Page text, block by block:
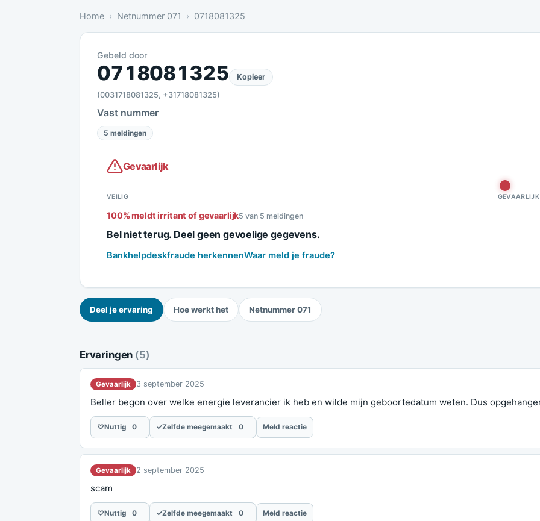
Home Netnummer 071 0718081325
Gevaarlijk: 5 meldingen bevestigen dit
Gebeld door
0718081325
(0031718081325, +31718081325)
Kopieer
Vast nummer
5 meldingen
Gevaarlijk
VEILIG GEVAARLIJK
100% meldt irritant of gevaarlijk5 van 5 meldingen
Bel niet terug. Deel geen gevoelige gegevens.
Bankhelpdeskfraude herkennenWaar meld je fraude?
Deel je ervaring Hoe werkt het Netnummer 071
Ervaringen (5)
Gevaarlijk 3 september 2025
Beller begon over welke energie leverancier ik heb en wilde mijn geboortedatum weten. Dus
♡Nuttig 0 ✓Zelfde meegemaakt 0 Meld reactie
Gevaarlijk 2 september 2025
scam
♡Nuttig 0 ✓Zelfde meegemaakt 0 Meld reactie